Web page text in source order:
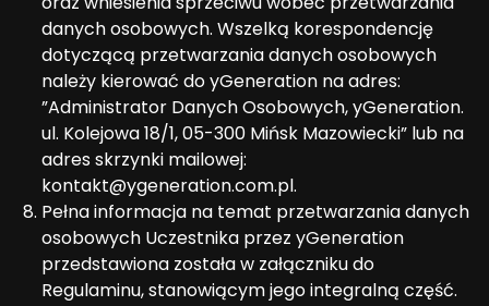
danych osobowych. Wszelką korespondencję
dotyczącą przetwarzania danych osobowych
należy kierować do yGeneration na adres:
”Administrator Danych Osobowych, yGeneration.
ul. Kolejowa 18/1, 05-300 Mińsk Mazowiecki” lub na
adres skrzynki mailowej:
kontakt@ygeneration.com.pl.
Pełna informacja na temat przetwarzania danych
osobowych Uczestnika przez yGeneration
przedstawiona została w załączniku do
Regulaminu, stanowiącym jego integralną część.